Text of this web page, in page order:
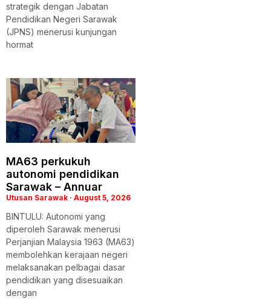
strategik dengan Jabatan
Pendidikan Negeri Sarawak
(JPNS) menerusi kunjungan
hormat
MA63 perkukuh
autonomi pendidikan
Sarawak – Annuar
Utusan Sarawak August 5, 2026
BINTULU: Autonomi yang
diperoleh Sarawak menerusi
Perjanjian Malaysia 1963 (MA63)
membolehkan kerajaan negeri
melaksanakan pelbagai dasar
pendidikan yang disesuaikan
dengan